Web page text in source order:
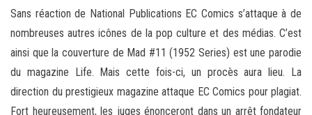
Sans réaction de National Publications EC Comics s’attaque à de
nombreuses autres icônes de la pop culture et des médias. C’est
ainsi que la couverture de Mad #11 (1952 Series) est une parodie
du magazine Life. Mais cette fois-ci, un procès aura lieu. La
direction du prestigieux magazine attaque EC Comics pour plagiat.
Fort heureusement, les juges énonceront dans un arrêt fondateur